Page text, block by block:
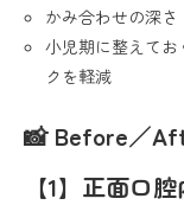
かみ合わせの深
小児期に整えて
クを軽減
📸 Before／
【1】正面口